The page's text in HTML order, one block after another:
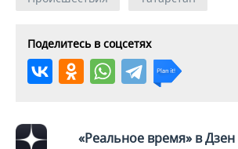
Поделитесь в соцсетях
«Реальное время» в Дзен